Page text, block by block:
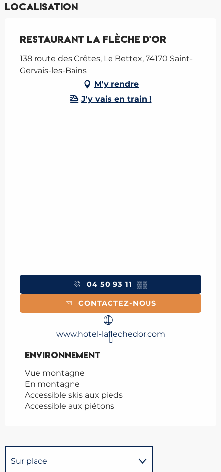
Localisation
Restaurant La Flèche d'Or
138 route des Crêtes, Le Bettex, 74170 Saint-
Gervais-les-Bains
M'y rendre
J'y vais en train !
04 50 93 11 ▒▒
CONTACTEZ-NOUS
www.hotel-laflechedor.com
Environnement
Environnement
Vue montagne
En montagne
Accessible skis aux pieds
Accessible aux piétons
Sur place